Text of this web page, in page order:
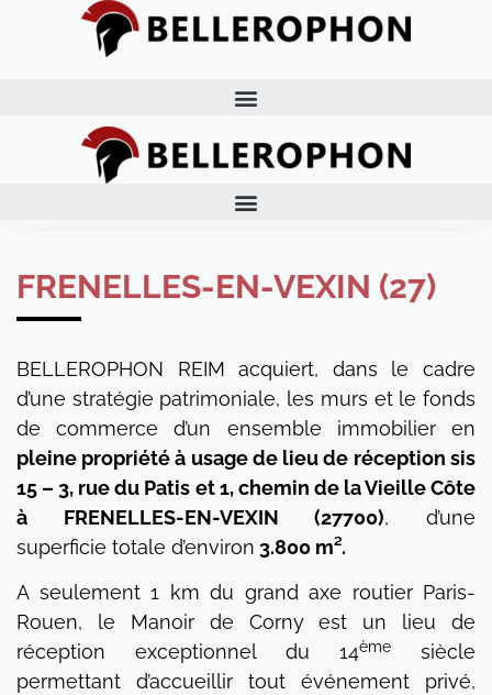
FRENELLES-EN-VEXIN (27)
BELLEROPHON REIM acquiert, dans le cadre
d’une stratégie patrimoniale, les murs et le fonds
de commerce d’un ensemble immobilier en
pleine propriété à usage de lieu de réception sis
15 – 3, rue du Patis et 1, chemin de la Vieille Côte
à FRENELLES-EN-VEXIN (27700), d’une
superficie totale d’environ 3.800 m².
A seulement 1 km du grand axe routier Paris-
Rouen, le Manoir de Corny est un lieu de
réception exceptionnel du 14ème
siècle
permettant d’accueillir tout événement privé,